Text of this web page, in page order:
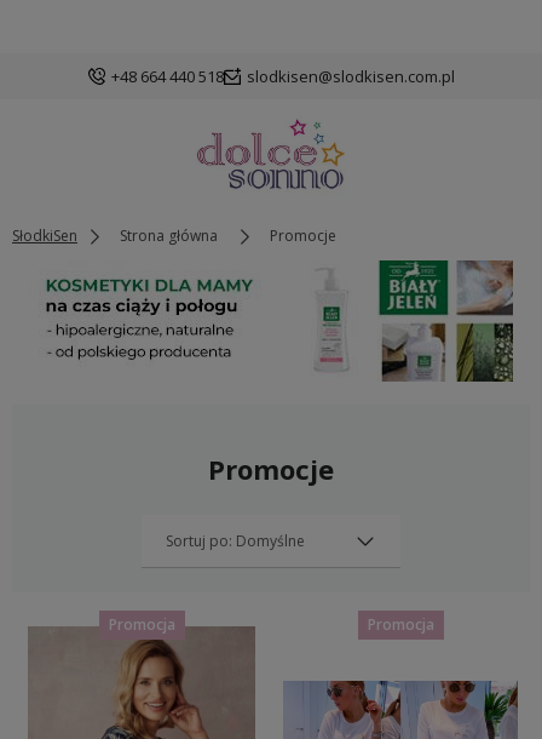
+48 664 440 518 slodkisen@slodkisen.com.pl
SłodkiSen Strona główna Promocje
Promocje
Promocja Promocja